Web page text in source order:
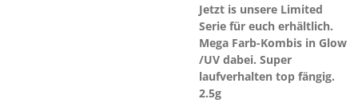
Jetzt is unsere Limited
Serie für euch erhältlich.
Mega Farb-Kombis in Glow
/UV dabei. Super
laufverhalten top fängig.
2.5g